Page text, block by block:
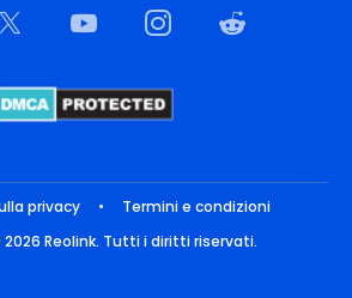
privacy •
Termini e condizioni
Reolink. Tutti i diritti riservati.